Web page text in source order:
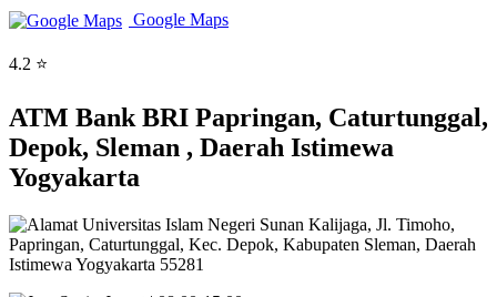
Google Maps
4.2 ⭐
ATM Bank BRI Papringan, Caturtunggal,
Depok, Sleman , Daerah Istimewa
Yogyakarta
Universitas Islam Negeri Sunan Kalijaga, Jl. Timoho,
Papringan, Caturtunggal, Kec. Depok, Kabupaten Sleman, Daerah
Istimewa Yogyakarta 55281